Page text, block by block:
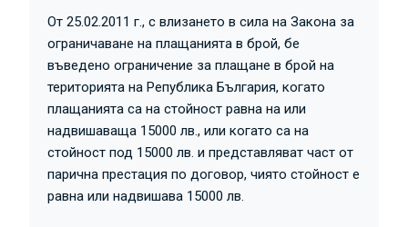
От 25.02.2011 г., с влизането в сила на Закона за
ограничаване на плащанията в брой, бе
въведено ограничение за плащане в брой на
територията на Република България, когато
плащанията са на стойност равна на или
надвишаваща 15000 лв., или когато са на
стойност под 15000 лв. и представляват част от
парична престация по договор, чиято стойност е
равна или надвишава 15000 лв.